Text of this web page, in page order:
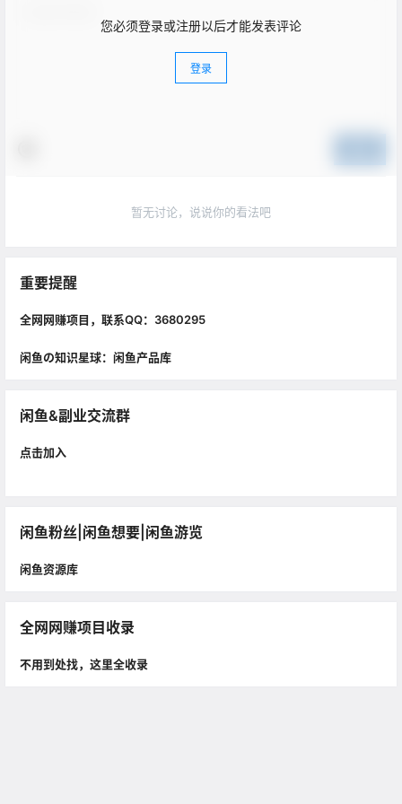
您必须登录或注册以后才能发表评论
登录
暂无讨论，说说你的看法吧
重要提醒
全网网赚项目，联系QQ：3680295
闲鱼の知识星球：闲鱼产品库
闲鱼&副业交流群
点击加入
闲鱼粉丝|闲鱼想要|闲鱼游览
闲鱼资源库
全网网赚项目收录
不用到处找，这里全收录